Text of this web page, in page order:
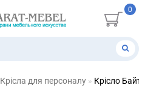
0
Крісла для персоналу Крісло Байт/